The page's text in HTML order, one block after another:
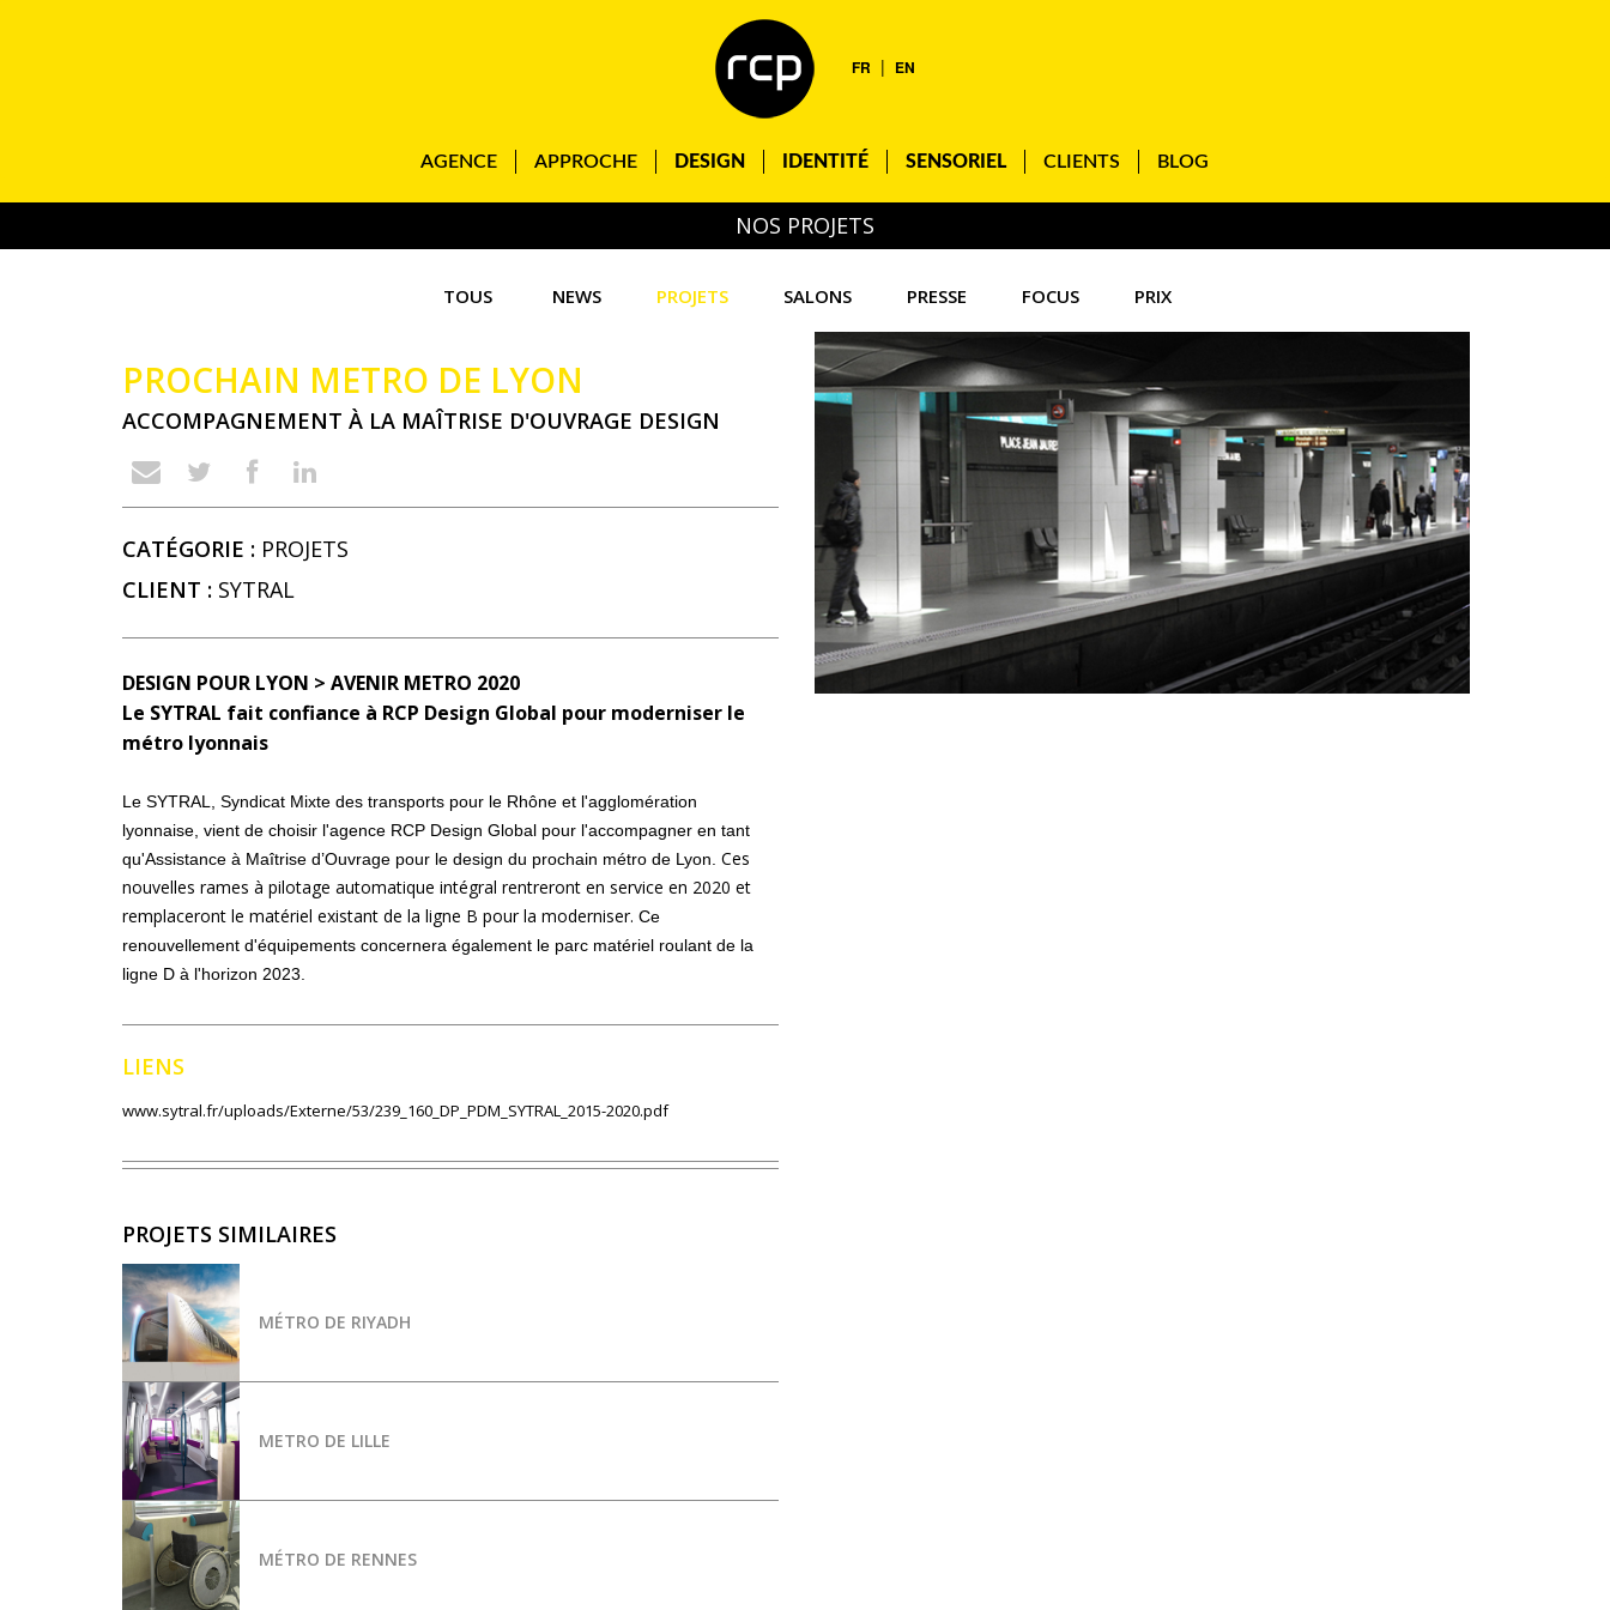
FR | EN
AGENCE APPROCHE DESIGN IDENTITÉ SENSORIEL CLIENTS BLOG
NOS PROJETS
TOUS NEWS PROJETS SALONS PRESSE FOCUS PRIX
PROCHAIN METRO DE LYON
ACCOMPAGNEMENT À LA MAÎTRISE D'OUVRAGE DESIGN
CATÉGORIE : PROJETS
CLIENT : SYTRAL
DESIGN POUR LYON > AVENIR METRO 2020
Le SYTRAL fait confiance à RCP Design Global pour moderniser le
métro lyonnais
Le SYTRAL, Syndicat Mixte des transports pour le Rhône et l'agglomération
lyonnaise , vient de choisir l'agence RCP Design Global pour l'accompagner en tant
qu'Assistance à Maîtrise d’Ouvrage pour le design du prochain métro de Lyon. Ces
nouvelles rames à pilotage automatique intégral rentreront en service en 2020 et
remplaceront le matériel existant de la ligne B pour la moderniser. Ce
renouvellement d'équipements concernera également le parc matériel roulant de la
ligne D à l'horizon 2023.
LIENS
www.sytral.fr/uploads/Externe/53/239_160_DP_PDM_SYTRAL_2015-2020.pdf
PROJETS SIMILAIRES
MÉTRO DE RIYADH
METRO DE LILLE
MÉTRO DE RENNES